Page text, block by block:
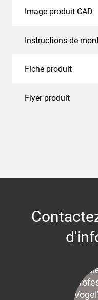
Image produit CAD
Instructions de
Fiche produit
Flyer produit